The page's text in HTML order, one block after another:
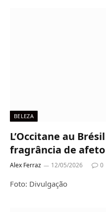
BELEZA
L’Occitane au
fragrância de
Alex Ferraz 12/05/2026 0
Foto: Divulgação